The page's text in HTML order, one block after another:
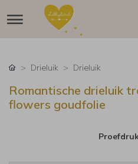
Drieluik Drieluik
Romantische drieluik
flowers goudfolie